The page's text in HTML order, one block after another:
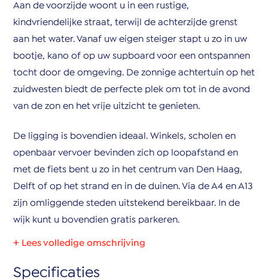
Aan de voorzijde woont u in een rustige,
kindvriendelijke straat, terwijl de achterzijde grenst
aan het water. Vanaf uw eigen steiger stapt u zo in uw
bootje, kano of op uw supboard voor een ontspannen
tocht door de omgeving. De zonnige achtertuin op het
zuidwesten biedt de perfecte plek om tot in de avond
van de zon en het vrije uitzicht te genieten.
De ligging is bovendien ideaal. Winkels, scholen en
openbaar vervoer bevinden zich op loopafstand en
met de fiets bent u zo in het centrum van Den Haag,
Delft of op het strand en in de duinen. Via de A4 en A13
zijn omliggende steden uitstekend bereikbaar. In de
wijk kunt u bovendien gratis parkeren.
Begane grond:
Specificaties